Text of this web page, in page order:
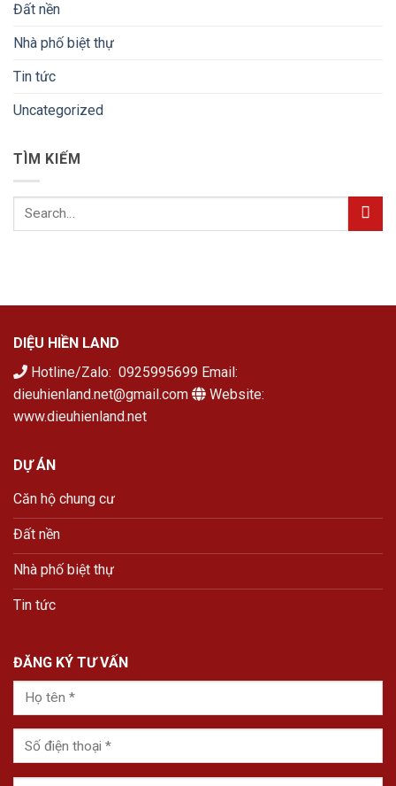
Đất nền
Nhà phố biệt thự
Tin tức
Uncategorized
TÌM KIẾM
DIỆU HIỀN LAND
Hotline/Zalo: 0925995699 Email:
dieuhienland.net@gmail.com
Website:
www.dieuhienland.net
DỰ ÁN
Căn hộ chung cư
Đất nền
Nhà phố biệt thự
Tin tức
ĐĂNG KÝ TƯ VẤN